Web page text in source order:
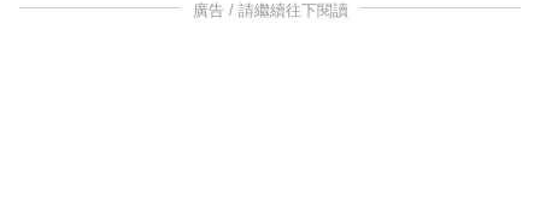
廣告 / 請繼續往下閱讀